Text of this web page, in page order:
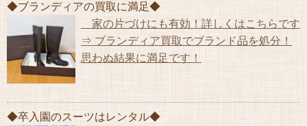
◆ブランディアの買取に満足◆
家の片づけにも有効！詳しくはこちらです
⇒ ブランディア買取でブランド品を処分！
思わぬ結果に満足です！
◆卒入園のスーツはレンタル◆